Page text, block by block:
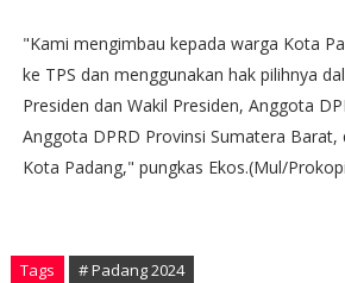
"Kami mengimbau kepada warga Kota
ke TPS dan menggunakan hak pilihnya
Presiden dan Wakil Presiden, Anggota
Anggota DPRD Provinsi Sumatera Barat,
Kota Padang," pungkas Ekos.(Mul/
Tags # Padang 2024